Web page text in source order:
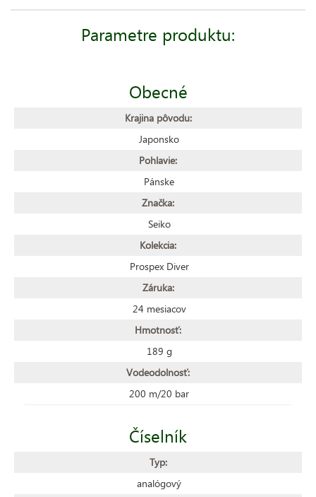
Parametre produktu:
Obecné
Krajina pôvodu:
Japonsko
Pohlavie:
Pánske
Značka:
Seiko
Kolekcia:
Prospex Diver
Záruka:
24 mesiacov
Hmotnosť:
189 g
Vodeodolnosť:
200 m/20 bar
Číselník
Typ:
analógový